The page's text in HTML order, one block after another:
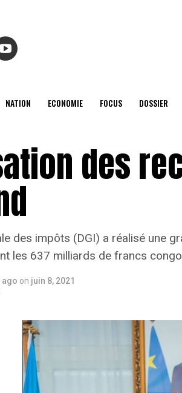
NATION ECONOMIE FOCUS DOSSIER
des
des impôts (DGI) a réalisé une
les 637 milliards de francs
ago on juin 8, 2021